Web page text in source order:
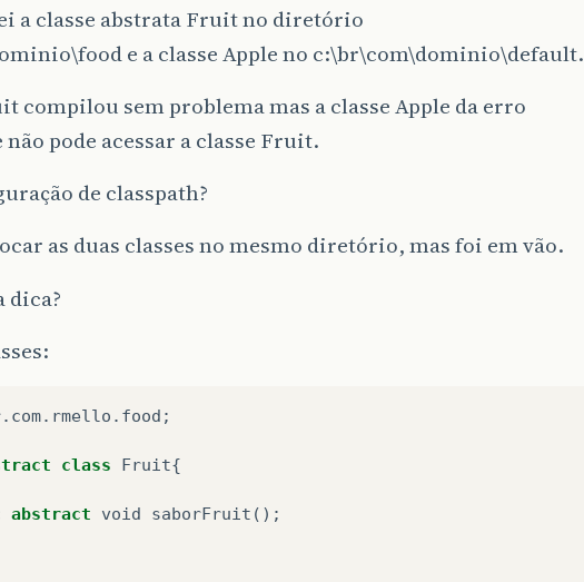
a classe abstrata Fruit no diretório
e a classe Apple no c:\br\com\dominio\default.
compilou sem problema mas a classe Apple da erro
pode acessar a classe Fruit.
de classpath?
as duas classes no mesmo diretório, mas foi em vão.
dica?
. com. rmello . food ;
class Fruit{
abstract void saborFruit ();